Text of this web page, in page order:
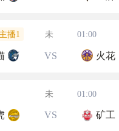
主播1 未 01:00
VS 火花
未 01:00
VS 矿工